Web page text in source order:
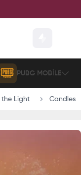
PUBG MOBILE
the Light Candles